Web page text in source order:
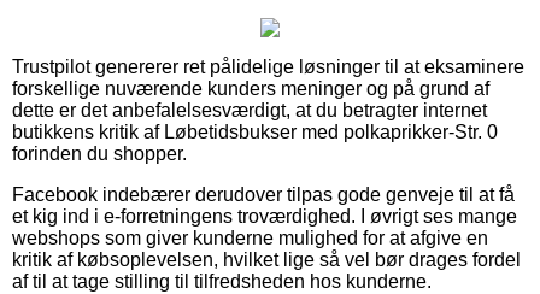
Trustpilot genererer ret pålidelige løsninger til at eksaminere
forskellige nuværende kunders meninger og på grund af
dette er det anbefalelsesværdigt, at du betragter internet
butikkens kritik af Løbetidsbukser med polkaprikker-Str. 0
forinden du shopper.
Facebook indebærer derudover tilpas gode genveje til at få
et kig ind i e-forretningens troværdighed. I øvrigt ses mange
webshops som giver kunderne mulighed for at afgive en
kritik af købsoplevelsen, hvilket lige så vel bør drages fordel
af til at tage stilling til tilfredsheden hos kunderne.